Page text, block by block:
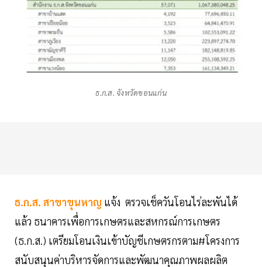
ธ.ก.ส. จังหวัดขอนแก่น
ธ.ก.ส. สาขาขุนหาญ แจ้ง ตรวจเช็ควันโอนไร่ละพันได้
แล้ว ธนาคารเพื่อการเกษตรและสหกรณ์การเกษตร
(ธ.ก.ส.) เตรียมโอนเงินเข้าบัญชีเกษตรกรตาม#โครงการ
สนับสนุนค่าบริหารจัดการและพัฒนาคุณภาพผลผลิต